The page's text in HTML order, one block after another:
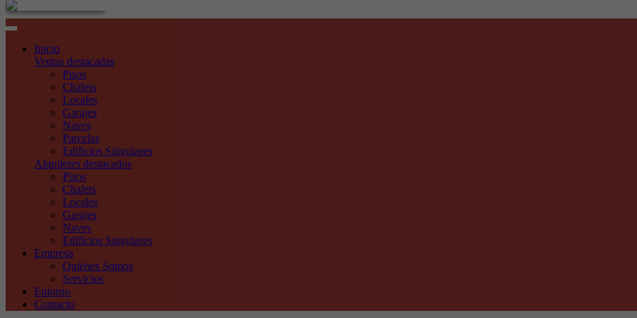
Toggle
navigation
Inicio
Ventas destacadas
Pisos
Chalets
Locales
Garajes
Naves
Parcelas
Edificios Singulares
Alquileres destacados
Pisos
Chalets
Locales
Garajes
Naves
Edificios Singulares
Empresa
Quiénes Somos
Servicios
Entorno
Contacto